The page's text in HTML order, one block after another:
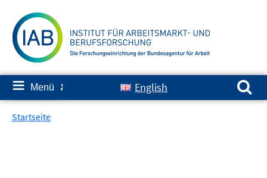
zum
Inhalt
≡ Menü ✘ English
Suchen nach:
Startseite